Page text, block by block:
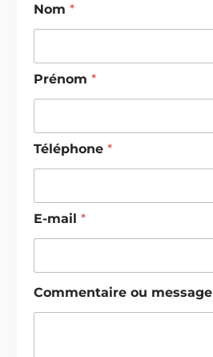
Nom *
Prénom *
Téléphone *
E-mail *
*
r
Commentaire ou message